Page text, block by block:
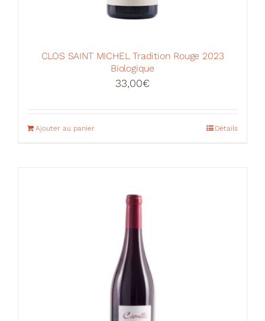
CLOS SAINT MICHEL Tradition Rouge 2023
Biologique
33,00€
Ajouter au panier Détails